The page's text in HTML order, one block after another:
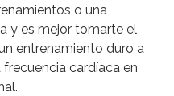
o una
y es mejor tomarte el
entrenamiento duro a
cardíaca en